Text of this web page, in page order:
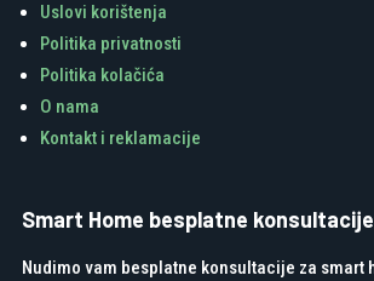
Uslovi korištenja
Politika privatnosti
Politika kolačića
O nama
Kontakt i reklamacije
Smart Home besplatne konsultacije
Nudimo vam besplatne konsultacije za smart